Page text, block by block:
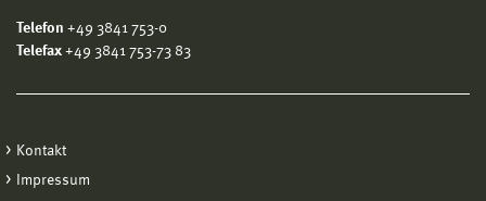
Telefon +49 3841 753-0
Telefax +49 3841 753-73 83
Kontakt
Impressum